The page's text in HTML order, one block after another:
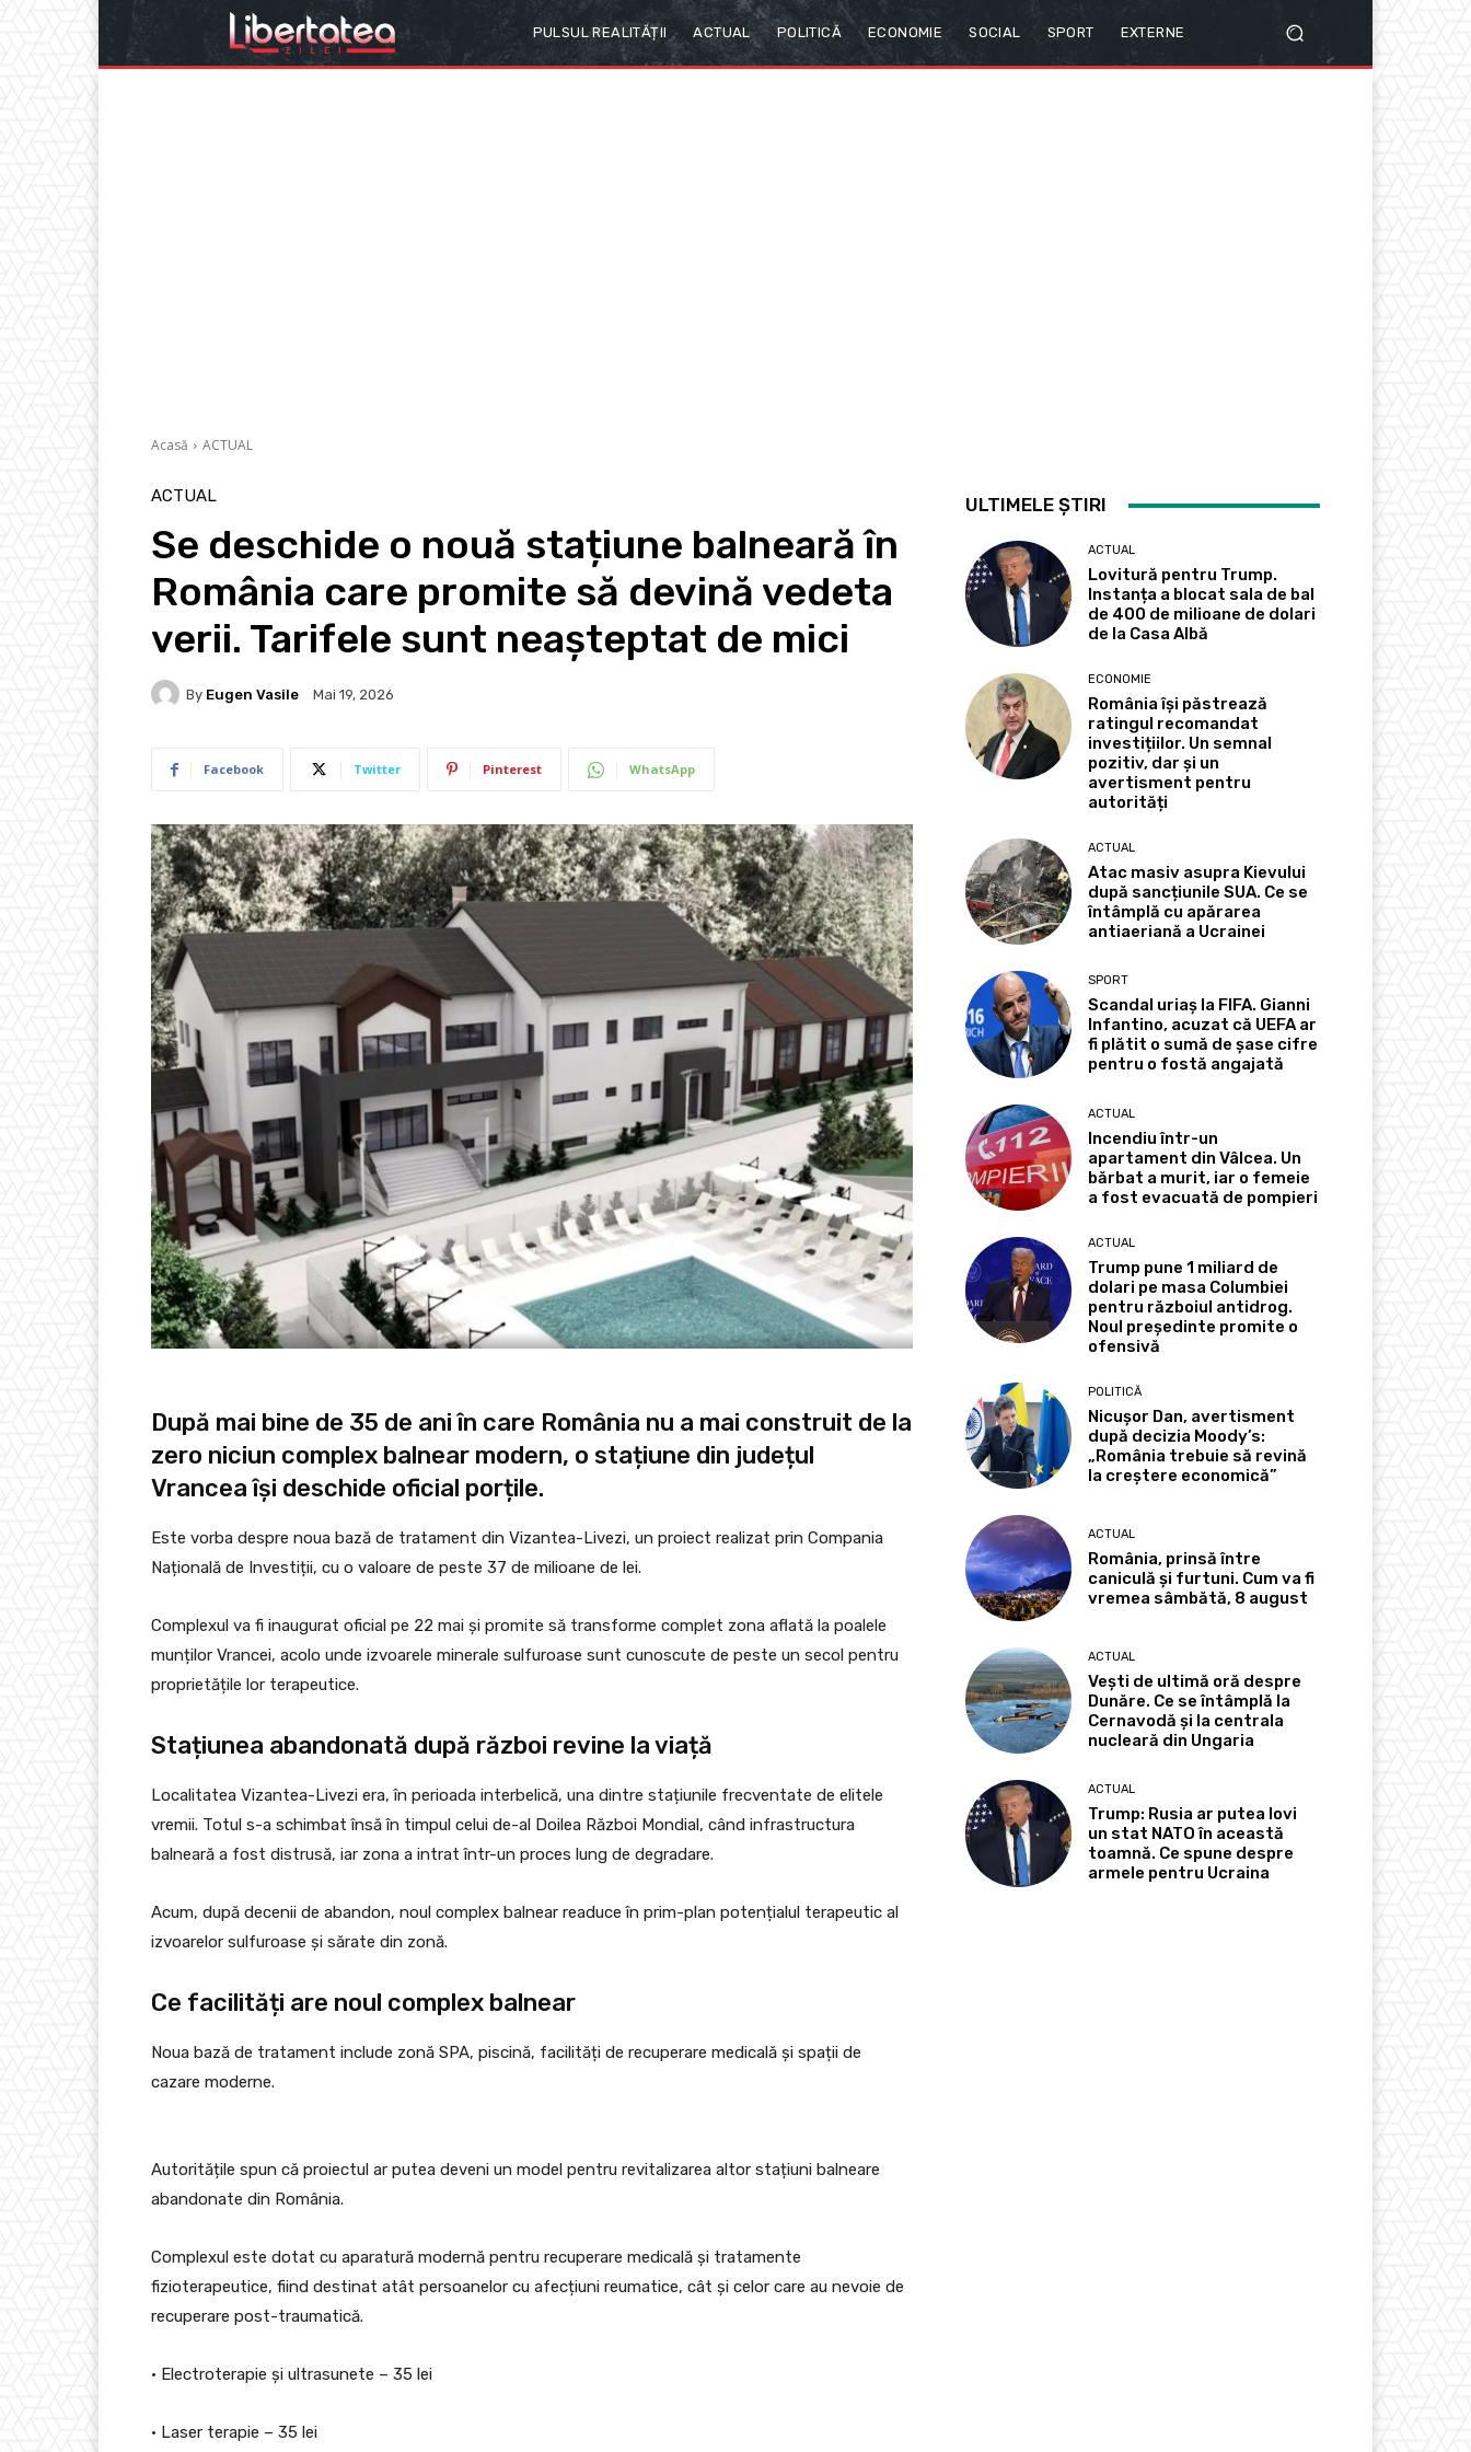
PULSUL REALITĂȚII ACTUAL POLITICĂ ECONOMIE SOCIAL SPORT EXTERNE
Acasă ACTUAL
ACTUAL
Se deschide o nouă stațiune balneară în
România care promite să devină vedeta
verii. Tarifele sunt neașteptat de mici
By Eugen Vasile Mai 19, 2026
Facebook Twitter Pinterest WhatsApp
După mai bine de 35 de ani în care România nu a mai construit de la
zero niciun complex balnear modern, o stațiune din județul
Vrancea își deschide oficial porțile.
Este vorba despre noua bază de tratament din Vizantea-Livezi, un proiect realizat prin Compania
Națională de Investiții, cu o valoare de peste 37 de milioane de lei.
Complexul va fi inaugurat oficial pe 22 mai și promite să transforme complet zona aflată la poalele
munților Vrancei, acolo unde izvoarele minerale sulfuroase sunt cunoscute de peste un secol pentru
proprietățile lor terapeutice.
Stațiunea abandonată după război revine la viață
Localitatea Vizantea-Livezi era, în perioada interbelică, una dintre stațiunile frecventate de elitele
vremii. Totul s-a schimbat însă în timpul celui de-al Doilea Război Mondial, când infrastructura
balneară a fost distrusă, iar zona a intrat într-un proces lung de degradare.
Acum, după decenii de abandon, noul complex balnear readuce în prim-plan potențialul terapeutic al
izvoarelor sulfuroase și sărate din zonă.
Ce facilități are noul complex balnear
Noua bază de tratament include zonă SPA, piscină, facilități de recuperare medicală și spații de
cazare moderne.
Autoritățile spun că proiectul ar putea deveni un model pentru revitalizarea altor stațiuni balneare
abandonate din România.
Complexul este dotat cu aparatură modernă pentru recuperare medicală și tratamente
fizioterapeutice, fiind destinat atât persoanelor cu afecțiuni reumatice, cât și celor care au nevoie de
recuperare post-traumatică.
• Electroterapie și ultrasunete – 35 lei
• Laser terapie – 35 lei
ULTIMELE ȘTIRI
ACTUAL
Lovitură pentru Trump.
Instanța a blocat sala de bal
de 400 de milioane de dolari
de la Casa Albă
ECONOMIE
România își păstrează
ratingul recomandat
investițiilor. Un semnal
pozitiv, dar și un
avertisment pentru
autorități
ACTUAL
Atac masiv asupra Kievului
după sancțiunile SUA. Ce se
întâmplă cu apărarea
antiaeriană a Ucrainei
SPORT
Scandal uriaș la FIFA. Gianni
Infantino, acuzat că UEFA ar
fi plătit o sumă de șase cifre
pentru o fostă angajată
ACTUAL
Incendiu într-un
apartament din Vâlcea. Un
bărbat a murit, iar o femeie
a fost evacuată de pompieri
ACTUAL
Trump pune 1 miliard de
dolari pe masa Columbiei
pentru războiul antidrog.
Noul președinte promite o
ofensivă
POLITICĂ
Nicușor Dan, avertisment
după decizia Moody’s:
„România trebuie să revină
la creștere economică”
ACTUAL
România, prinsă între
caniculă și furtuni. Cum va fi
vremea sâmbătă, 8 august
ACTUAL
Vești de ultimă oră despre
Dunăre. Ce se întâmplă la
Cernavodă și la centrala
nucleară din Ungaria
ACTUAL
Trump: Rusia ar putea lovi
un stat NATO în această
toamnă. Ce spune despre
armele pentru Ucraina